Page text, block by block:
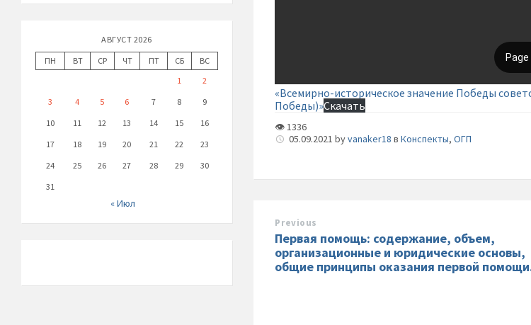
«Всемирно-историческое значение Победы
Победы)»Скачать
👁 1336
05.09.2021byvanaker18 вКонспекты,ОГП
Previous
Первая помощь: содержание, объем,
организационные и юридические основы,
общие принципы оказания первой
АВГУСТ 2026
ПН
ВТ СР ЧТ ПТ СБ
ВС
1
2
3
4 5 6 7 8
9
10
11 12 13 14 15
16
17
18 19 20 21 22
23
24
25 26 27 28 29
30
31
« Июл